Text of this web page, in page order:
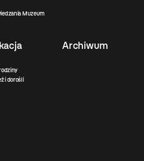
Muzeum
i dorośli
Archiwum